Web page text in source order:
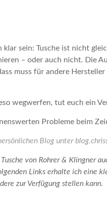
sein: Tusche ist nicht
– oder auch nicht. Die
muss für andere
wegwerfen, tut euch ein
Probleme beim
Blog unter
von Rohrer & Klingner
Links erhalte ich eine
zur Verfügung stellen kann.